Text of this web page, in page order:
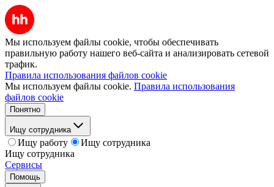
Мы используем файлы cookie, чтобы обеспечивать
правильную работу нашего веб-сайта и анализировать сетевой
трафик.
Правила использования файлов cookie
Мы используем файлы cookie. Правила использования
файлов cookie
Понятно
Ищу сотрудника
Ищу работу
Ищу сотрудника
Ищу сотрудника
Сервисы
Помощь